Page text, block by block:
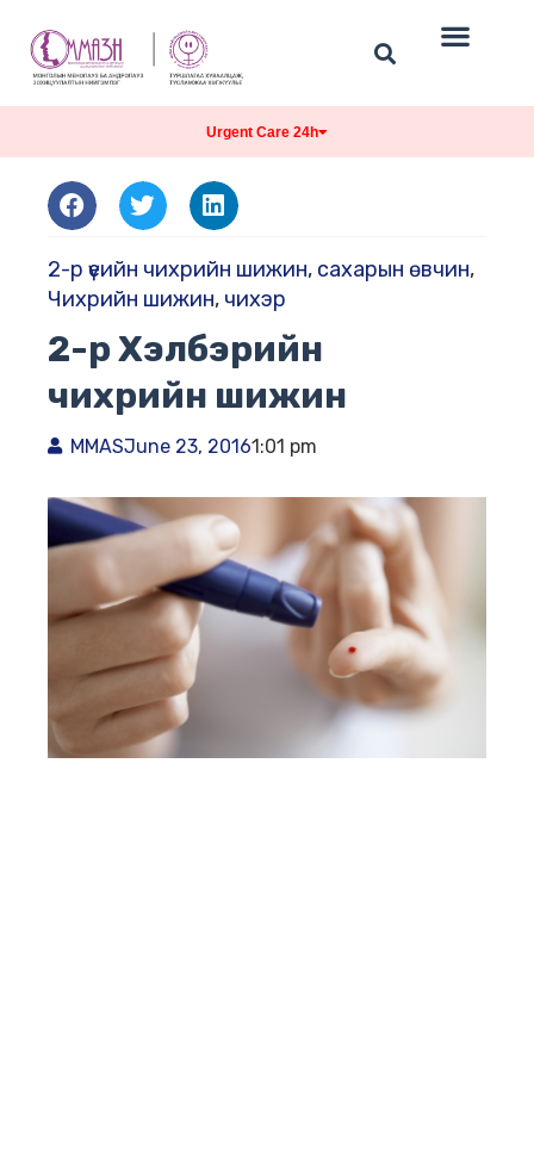
Urgent Care 24h
2-р үеийн чихрийн шижин, сахарын өвчин,
Чихрийн шижин, чихэр
2-р Хэлбэрийн
чихрийн шижин
MMASJune 23, 20161:01 pm